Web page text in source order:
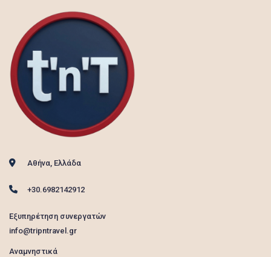
Αθήνα, Ελλάδα
+30.6982142912
Εξυπηρέτηση συνεργατών
info@tripntravel.gr
Αναμνηστικά